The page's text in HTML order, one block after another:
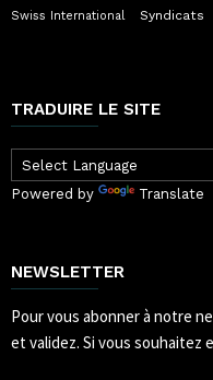
Swiss International Syndicats
TRADUIRE LE SITE
Powered by Translate
NEWSLETTER
Pour vous abonner à notre
et validez. Si vous souhaitez